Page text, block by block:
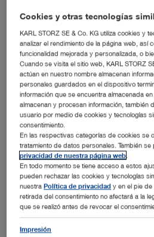
Productos
OR1 FUSION
Información adicional
Fase 1 de construcción 2017:
Fase 2 de construcción 2019:
632 camas
15 especialidades médicas
~30.500 pacientes
~56.000 pacientes
Vídeo
El nuevo quirófano central en
Cookies y otras tecnologías
KARL STORZ SE & Co. KG utiliza cookies y
analizar el rendimiento de la página web, así
funcionalidad mejorada y personalizada, o
Cuando se visita el sitio web, KARL STORZ
actúan en nuestro nombre almacenan
personales guardados en el dispositivo
información que se encuentra almacenada
almacenan y procesan información, también
usuario por medio de cookies y tecnologías
consentimiento.
En las respectivas categorías de cookies se
tratamiento de datos personales. También
privacidad de nuestra página web.
En todo momento se tiene acceso a estos
pueden rechazar las cookies y tecnologías
nuestraPolítica de privacidad y en el pie de
retirada del consentimiento no afectará a la
que se realizó antes de revocar el
Impresión